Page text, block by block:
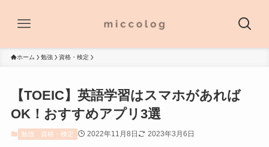
ホーム 勉強 資格・検定
【TOEIC】英語学習はスマホがあれば
OK！おすすめアプリ3選
勉強 資格・検定 2022年11月8日 2023年3月6日